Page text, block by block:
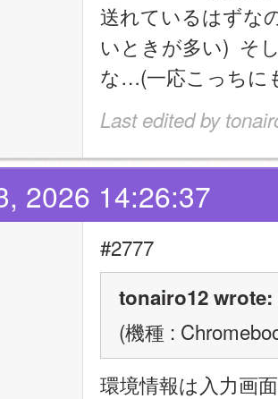
送れているはずな
いときが多い)  そ
な…(一応こっちに
Last edited by
2026 14:26:37
#2777
tonairo12 wrote:
(機種 :
環境情報は入力画